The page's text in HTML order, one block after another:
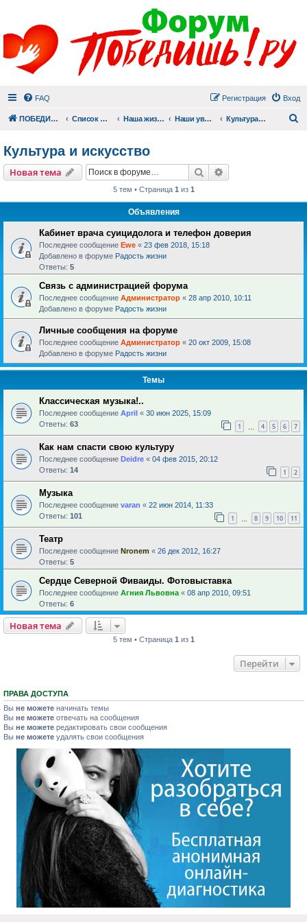
FAQ Вход
Регистрация
ПОБЕДИШЬ.РУ Список форумов Наша жизнь (не всё же о суициде!) Наши увлечения Культура и искусство
Культура и искусство
Новая тема Поиск
5 тем • Страница 1 из 1
Объявления
Кабинет врача суицидолога и телефон доверия
Последнее сообщение Ewe « 23 фев 2018, 15:18
Добавлено в форуме Радость жизни
Ответы: 5
Связь с администрацией форума
Последнее сообщение Администратор « 28 апр 2010, 10:11
Добавлено в форуме Радость жизни
Личные сообщения на форуме
Последнее сообщение Администратор « 20 окт 2009, 15:08
Добавлено в форуме Радость жизни
Темы
Классическая музыка!..
Последнее сообщение April « 30 июн 2025, 15:09
Ответы: 63 1 4 5 6 7
Как нам спасти свою культуру
Последнее сообщение Deidre « 04 фев 2015, 20:12
Ответы: 14 1 2
Музыка
Последнее сообщение varan « 22 июн 2014, 11:33
Ответы: 101 1 8 9 10 11
Театр
Последнее сообщение Nronem « 26 дек 2012, 16:27
Ответы: 5
Сердце Северной Фиваиды. Фотовыставка
Последнее сообщение Агния Львовна « 08 апр 2010, 09:51
Ответы: 6
Новая тема
5 тем • Страница 1 из 1
Перейти
ПРАВА ДОСТУПА
Вы не можете начинать темы
Вы не можете отвечать на сообщения
Вы не можете редактировать свои сообщения
Вы не можете удалять свои сообщения